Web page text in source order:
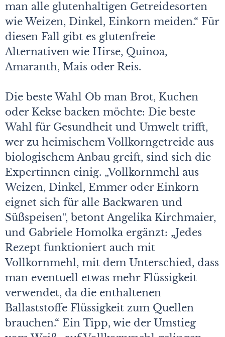
man alle glutenhaltigen Getreidesorten
wie Weizen, Dinkel, Einkorn meiden.“ Für
diesen Fall gibt es glutenfreie
Alternativen wie Hirse, Quinoa,
Amaranth, Mais oder Reis.
Die beste Wahl Ob man Brot, Kuchen
oder Kekse backen möchte: Die beste
Wahl für Gesundheit und Umwelt trifft,
wer zu heimischem Vollkorngetreide aus
biologischem Anbau greift, sind sich die
Expertinnen einig. „Vollkornmehl aus
Weizen, Dinkel, Emmer oder Einkorn
eignet sich für alle Backwaren und
Süßspeisen“, betont Angelika Kirchmaier,
und Gabriele Homolka ergänzt: „Jedes
Rezept funktioniert auch mit
Vollkornmehl, mit dem Unterschied, dass
man eventuell etwas mehr Flüssigkeit
verwendet, da die enthaltenen
Ballaststoffe Flüssigkeit zum Quellen
brauchen.“ Ein Tipp, wie der Umstieg